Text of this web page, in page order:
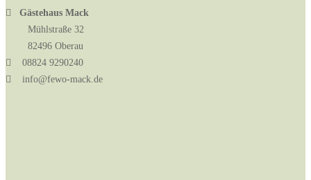
Gästehaus Mack
Mühlstraße 32
82496 Oberau
08824 9290240
info@fewo-mack.de